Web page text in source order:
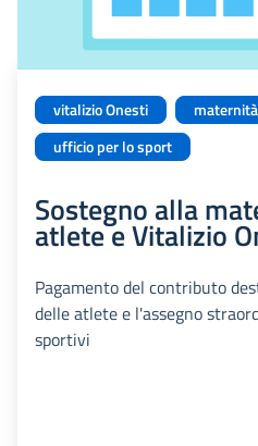
vitalizio Onesti
ufficio per lo sport
Sostegno alla
atlete e Vitalizio
Pagamento del contributo
delle atlete e l'assegno
sportivi